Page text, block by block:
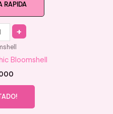
RAPIDA
Bloomshell